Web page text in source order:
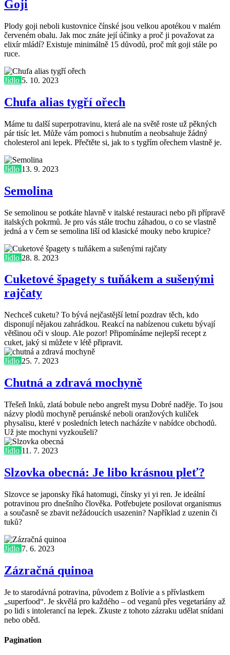
Goji
Plody goji neboli kustovnice čínské jsou velkou apotékou v malém
červeném obalu. Jak moc znáte její účinky a proč ji považovat za
elixír mládí? Existuje minimálně 15 důvodů, proč mít goji stále po
ruce.
Jídlo 5. 10. 2023
Chufa alias tygří ořech
Máme tu další superpotravinu, která ale na světě roste už pěkných
pár tisíc let. Může vám pomoci s hubnutím a neobsahuje žádný
cholesterol ani lepek. Přečtěte si, jak to s tygřím ořechem vlastně je.
Jídlo 13. 9. 2023
Semolina
Se semolinou se potkáte hlavně v italské restauraci nebo při přípravě
italských pokrmů. Je pro vás stále trochu záhadou, o co se vlastně
jedná a v čem se semolina liší od klasické mouky nebo krupice?
Jídlo 28. 8. 2023
Cuketové špagety s tuňákem a sušenými
rajčaty
Nechceš cuketu? To bývá nejčastější letní pozdrav těch, kdo
disponují nějakou zahrádkou. Reakcí na nabízenou cuketu bývají
většinou oči v sloup. Ale pozor! Připomínáme nejlepší recept z
cuket, jaký si můžete v létě připravit.
Jídlo 25. 7. 2023
Chutná a zdravá mochyně
Třešeň Inků, zlatá bobule nebo angrešt mysu Dobré naděje. To jsou
názvy plodů mochyně peruánské neboli oranžových kuliček
physalisu, které v posledních letech nacházíte v nabídce obchodů.
Už jste mochyni vyzkoušeli?
Jídlo 11. 7. 2023
Slzovka obecná: Je libo krásnou pleť?
Slzovce se japonsky říká hatomugi, čínsky yi yi ren. Je ideální
potravinou pro dnešního člověka. Potřebujete posilovat organismus
a současně se zbavit nežádoucích usazenin? Například z uzenin či
tuků?
Jídlo 7. 6. 2023
Zázračná quinoa
Je to starodávná potravina, původem z Bolívie a s přívlastkem
„superfood“. Je skvělá pro každého – od veganů přes vegetariány až
po lidi s intolerancí na lepek. Zkuste z tohoto zázraku udělat snídani
nebo oběd.
Pagination